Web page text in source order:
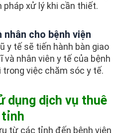
pháp xử lý khi cần thiết.
nhân cho bệnh viện
y tế sẽ tiến hành bàn giao
và nhân viên y tế của bệnh
việc chăm sóc y tế.
dụng dịch vụ thuê
tỉnh